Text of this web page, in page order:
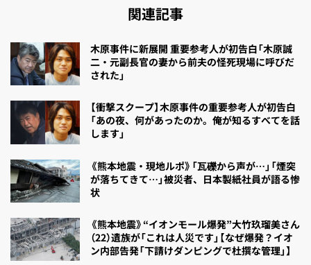
関連記事
木原事件に新展開 重要参考人が初告白「木原誠
二・元副長官の妻から前夫の怪死現場に呼びだ
された」
【衝撃スクープ】木原事件の重要参考人が初告白
「あの夜、何があったのか。俺が知るすべてを話
します」
《熊本地震・現地ルポ》「瓦礫から声が…」「煙突
が落ちてきて…」被災者、日本製紙社員が語る惨
状
《熊本地震》“イオンモール爆発”大竹玖瑠美さん
（22）遺族が「これは人災です」【なぜ爆発？イオ
ン内部告発「下請けダンピングで杜撰な管理」】